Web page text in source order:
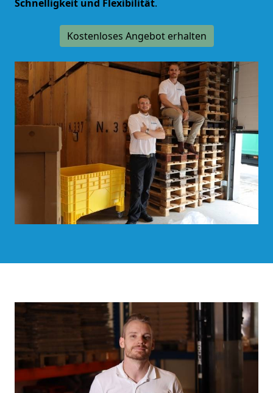
Schnelligkeit und Flexibilität.
Kostenloses Angebot erhalten